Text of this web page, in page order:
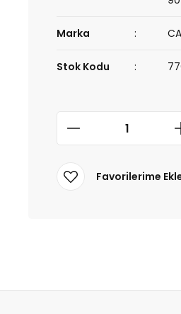
Marka
Stok Kodu